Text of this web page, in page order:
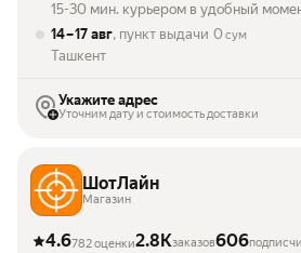
15-30 мин. курьером в удобный
14 – 17 авг, пункт выдачи 0 сум
Ташкент
Укажите адрес
Уточним дату и стоимость доставки
ШотЛайн
Магазин
4.6782 оценки2.8Kзаказов606